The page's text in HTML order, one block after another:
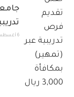
6 أغسطس، 2026